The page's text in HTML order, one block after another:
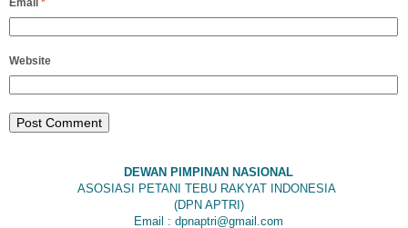
Website
DEWAN PIMPINAN NASIONAL
ASOSIASI PETANI TEBU RAKYAT INDONESIA
(DPN APTRI)
Email : dpnaptri@gmail.com